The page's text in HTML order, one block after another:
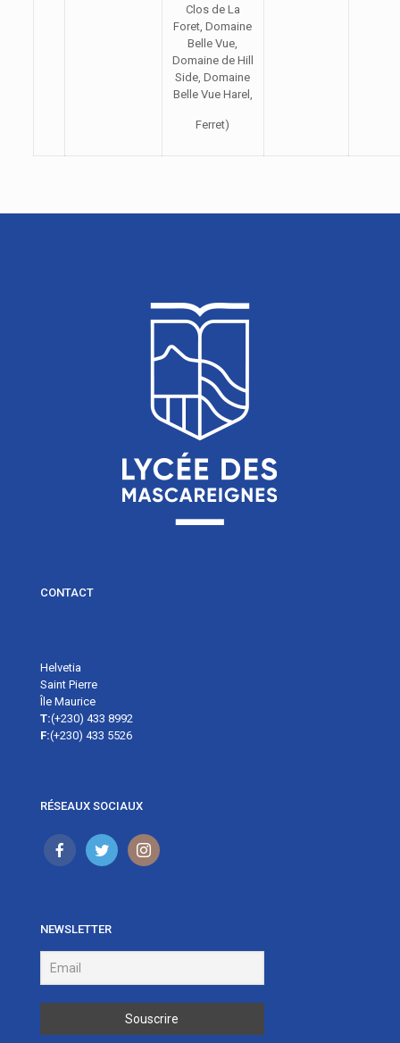
Clos de La
Foret, Domaine
Belle Vue,
Domaine de Hill
Side, Domaine
Belle Vue Harel,
Ferret)
CONTACT
Helvetia
Saint Pierre
Île Maurice
T:(+230) 433 8992
F:(+230) 433 5526
RÉSEAUX SOCIAUX
NEWSLETTER